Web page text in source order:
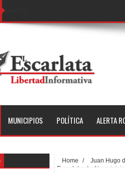
MUNICIPIOS POLÍTICA ALERTA
Home / Juan Hugo
Escarlata
/ Neza